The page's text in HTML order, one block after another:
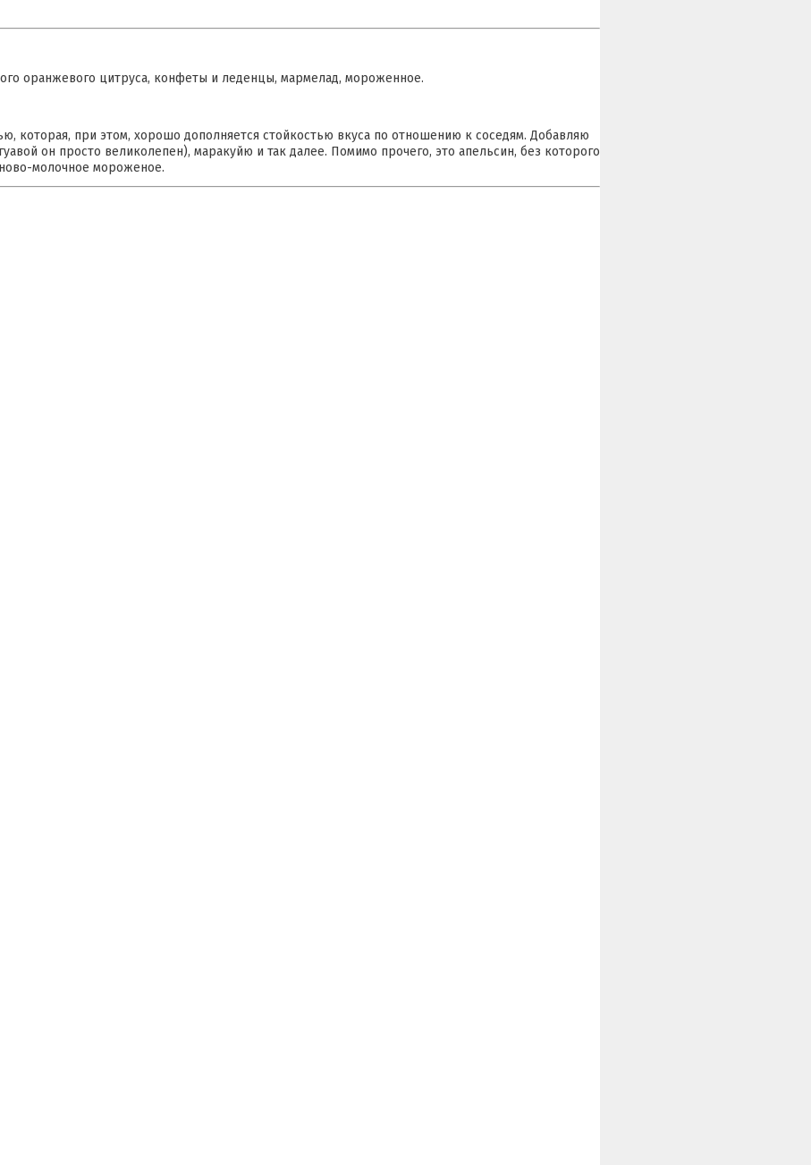
оранжевого цитруса, конфеты и леденцы, мармелад, мороженное.
которая, при этом, хорошо дополняется стойкостью вкуса по отношению к соседям. Добавляю
он просто великолепен), маракуйю и так далее. Помимо прочего, это апельсин, без которого
молочное мороженое.